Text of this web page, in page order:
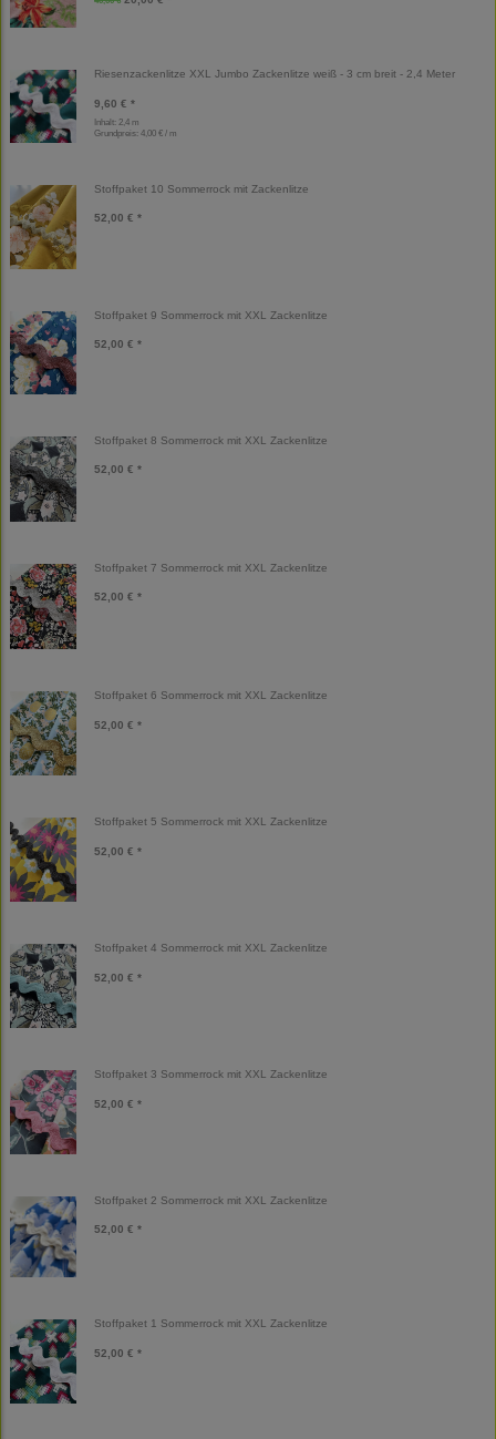
Riesenzackenlitze XXL Jumbo Zackenlitze weiß - 3 cm breit - 2,4 Meter
9,60 € *
Inhalt: 2,4 m
Grundpreis: 4,00 € / m
Stoffpaket 10 Sommerrock mit Zackenlitze
52,00 € *
Stoffpaket 9 Sommerrock mit XXL Zackenlitze
52,00 € *
Stoffpaket 8 Sommerrock mit XXL Zackenlitze
52,00 € *
Stoffpaket 7 Sommerrock mit XXL Zackenlitze
52,00 € *
Stoffpaket 6 Sommerrock mit XXL Zackenlitze
52,00 € *
Stoffpaket 5 Sommerrock mit XXL Zackenlitze
52,00 € *
Stoffpaket 4 Sommerrock mit XXL Zackenlitze
52,00 € *
Stoffpaket 3 Sommerrock mit XXL Zackenlitze
52,00 € *
Stoffpaket 2 Sommerrock mit XXL Zackenlitze
52,00 € *
Stoffpaket 1 Sommerrock mit XXL Zackenlitze
52,00 € *